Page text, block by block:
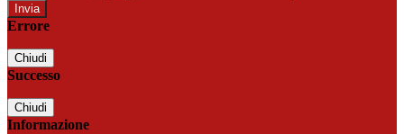
Errore
Chiudi
Successo
Chiudi
Informazione